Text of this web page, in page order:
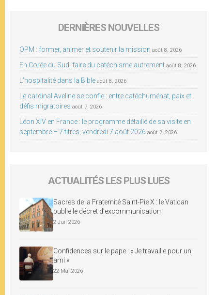
DERNIÈRES NOUVELLES
OPM : former, animer et soutenir la mission août 8, 2026
En Corée du Sud, faire du catéchisme autrement août 8, 2026
L’hospitalité dans la Bible août 8, 2026
Le cardinal Aveline se confie : entre catéchuménat, paix et
défis migratoires août 7, 2026
Léon XIV en France : le programme détaillé de sa visite en
septembre – 7 titres, vendredi 7 août 2026 août 7, 2026
ACTUALITÉS LES PLUS LUES
Sacres de la Fraternité Saint-Pie X : le Vatican
publie le décret d’excommunication
2 Juil 2026
Confidences sur le pape : « Je travaille pour un
ami »
22 Mai 2026